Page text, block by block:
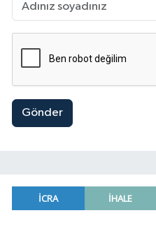
Gönder